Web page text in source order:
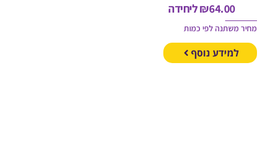
₪ליחידה
לפי כמות
נוסף